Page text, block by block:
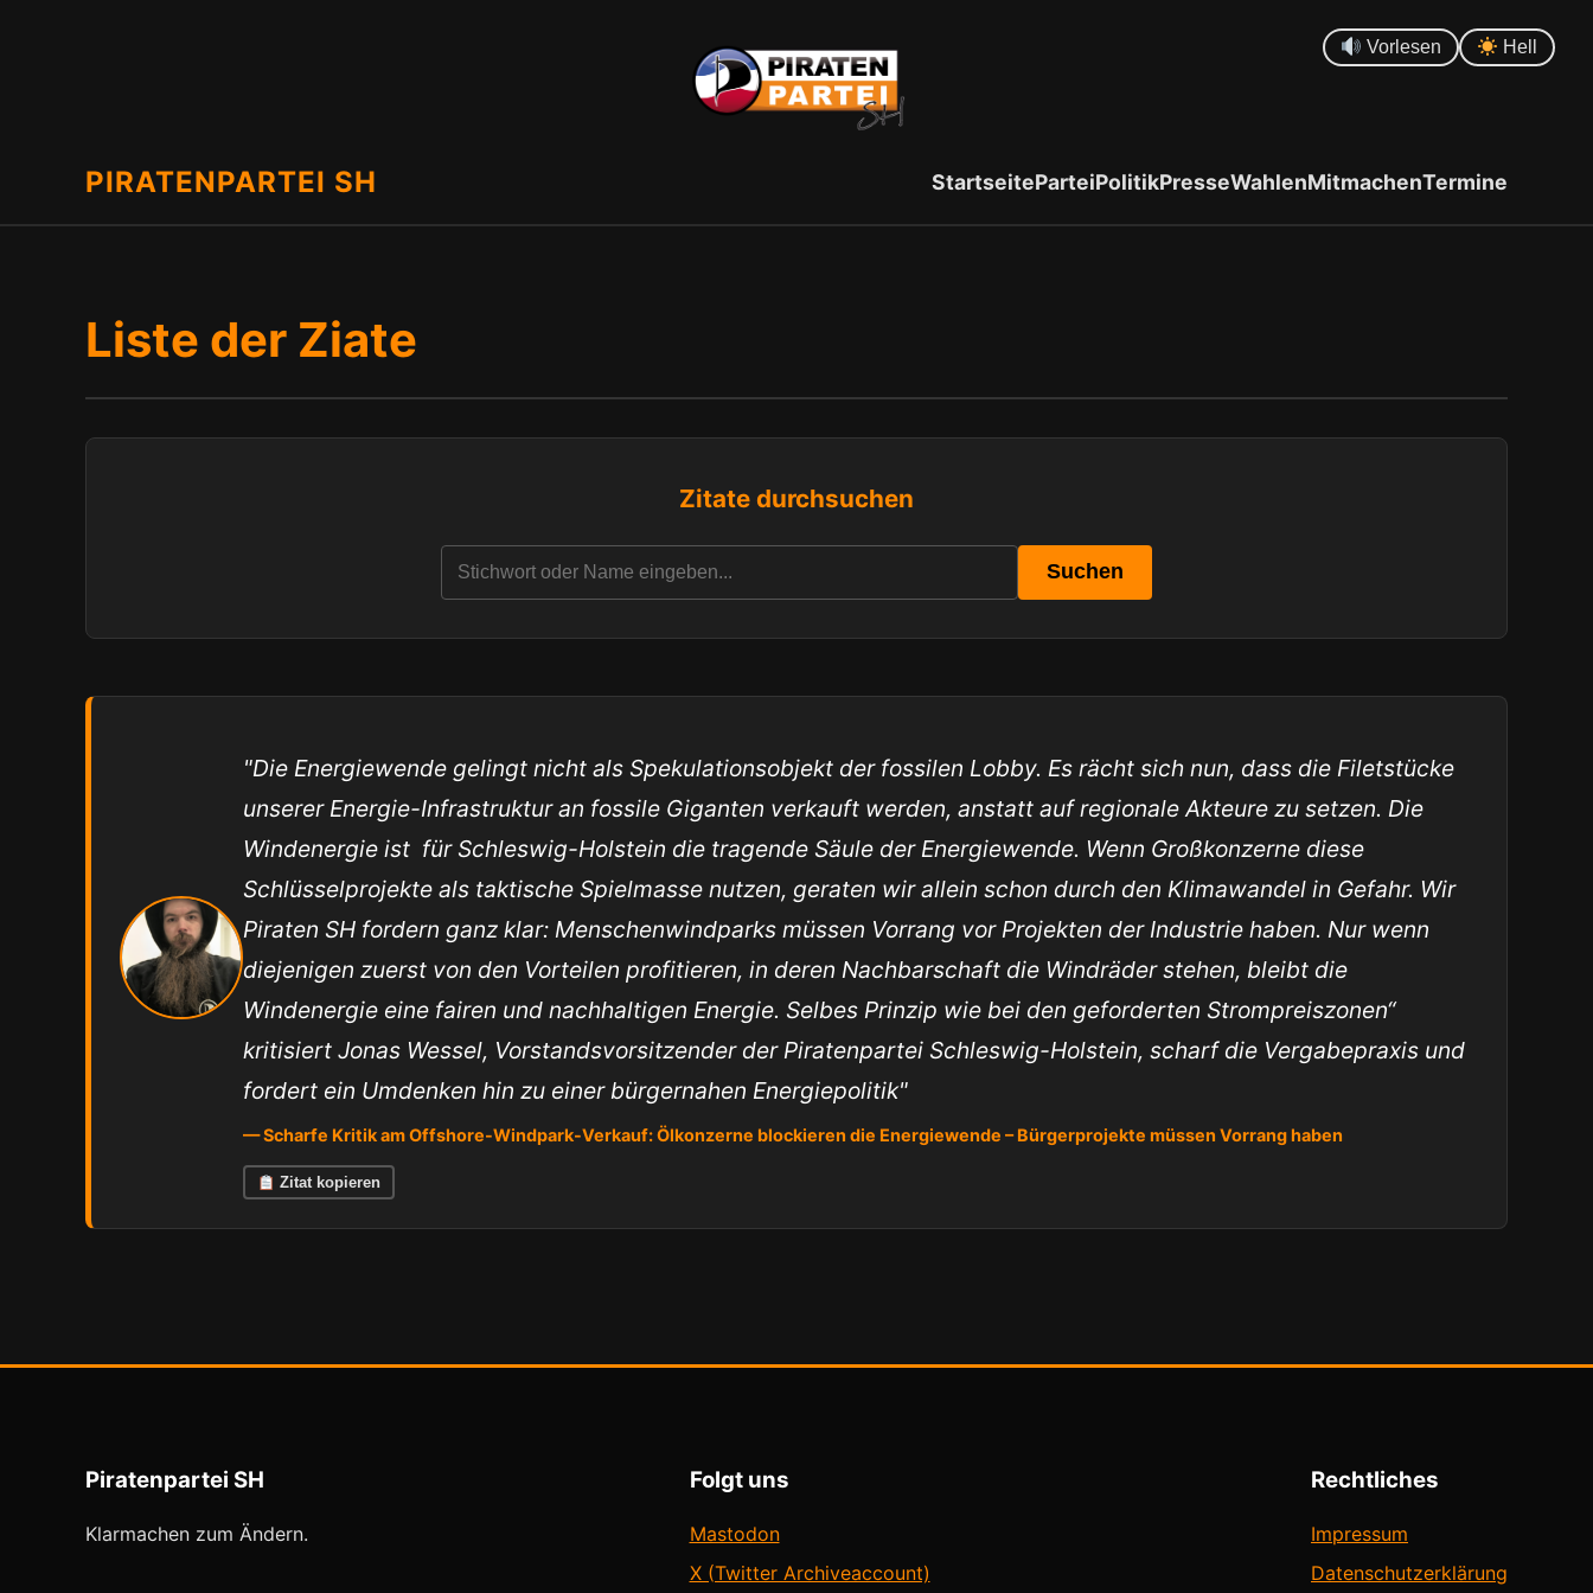
Vorlesen Hell
PIRATENPARTEI SH StartseiteParteiPolitikPresseWahlenMitmachenTermine
Liste der Ziate
Zitate durchsuchen
Suchen
"Die Energiewende gelingt nicht als Spekulationsobjekt der fossilen Lobby. Es rächt sich nun, dass die Filetstücke
unserer Energie-Infrastruktur an fossile Giganten verkauft werden, anstatt auf regionale Akteure zu setzen. Die
Windenergie ist für Schleswig-Holstein die tragende Säule der Energiewende. Wenn Großkonzerne diese
Schlüsselprojekte als taktische Spielmasse nutzen, geraten wir allein schon durch den Klimawandel in Gefahr. Wir
Piraten SH fordern ganz klar: Menschenwindparks müssen Vorrang vor Projekten der Industrie haben. Nur wenn
diejenigen zuerst von den Vorteilen profitieren, in deren Nachbarschaft die Windräder stehen, bleibt die
Windenergie eine fairen und nachhaltigen Energie. Selbes Prinzip wie bei den geforderten Strompreiszonen“
kritisiert Jonas Wessel, Vorstandsvorsitzender der Piratenpartei Schleswig-Holstein, scharf die Vergabepraxis und
fordert ein Umdenken hin zu einer bürgernahen Energiepolitik"
— Scharfe Kritik am Offshore-Windpark-Verkauf: Ölkonzerne blockieren die Energiewende – Bürgerprojekte müssen Vorrang haben
Zitat kopieren
Piratenpartei SH
Klarmachen zum Ändern.
Folgt uns
Mastodon
X (Twitter Archiveaccount)
Rechtliches
Impressum
Datenschutzerklärung